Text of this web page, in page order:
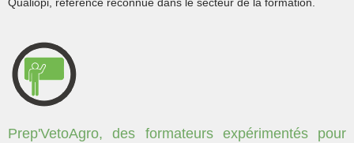
Qualiopi, référence reconnue dans le secteur de la formation.
Prep'VetoAgro, des formateurs expérimentés pour